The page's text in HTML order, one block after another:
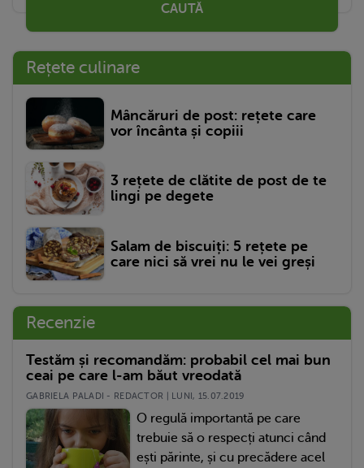
CAUTĂ
Rețete culinare
Mâncăruri de post: rețete care
vor încânta și copiii
3 rețete de clătite de post de te
lingi pe degete
Salam de biscuiți: 5 rețete pe
care nici să vrei nu le vei greși
Recenzie
Testăm și recomandăm: probabil cel mai bun
ceai pe care l-am băut vreodată
GABRIELA PALADI - REDACTOR | LUNI, 15.07.2019
O regulă importantă pe care
trebuie să o respecți atunci când
ești părinte, și cu precădere acel